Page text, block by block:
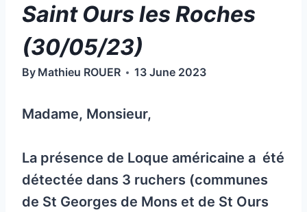
Saint Ours les Roches
(30/05/23)
By Mathieu ROUER 13 June 2023
Madame, Monsieur,
La présence de Loque américaine a été
détectée dans 3 ruchers (communes
de St Georges de Mons et de St Ours